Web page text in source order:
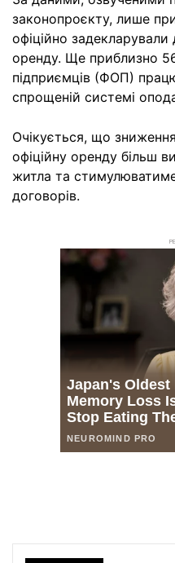
законопроєкту, лише
офіційно
оренду. Ще приблизно
підприємців (ФОП)
спрощеній системі
Очікується, що
офіційну оренду більш
житла та
договорів.